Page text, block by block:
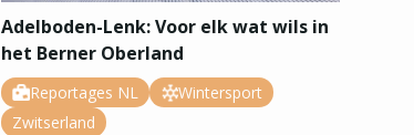
Adelboden-Lenk: Voor elk wat wils in
het Berner Oberland
Reportages NL
Wintersport
Zwitserland